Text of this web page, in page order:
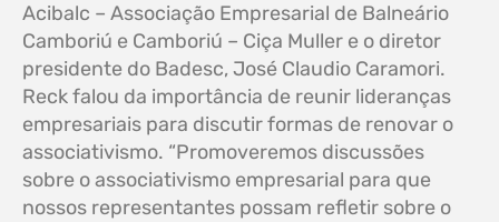
Acibalc – Associação Empresarial de Balneário
Camboriú e Camboriú – Ciça Muller e o diretor
presidente do Badesc, José Claudio Caramori.
Reck falou da importância de reunir lideranças
empresariais para discutir formas de renovar o
associativismo. “Promoveremos discussões
sobre o associativismo empresarial para que
nossos representantes possam refletir sobre o